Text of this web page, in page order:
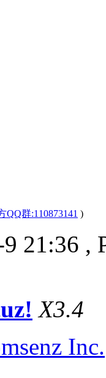
QQ群:110873141 )
21:36 ,
X3.4
Inc.